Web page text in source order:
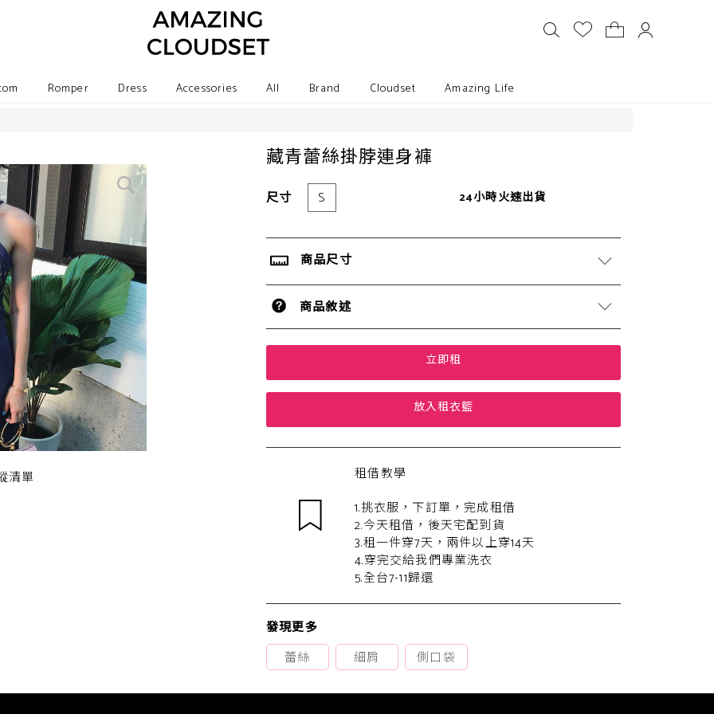
Romper Dress Accessories All Brand Cloudset Amazing Life
清單
藏青蕾絲掛脖連身褲
尺寸 S 24小時火速出貨
商品尺寸
商品敘述
立即租
放入租衣籃
租借教學
1.挑衣服，下訂單，完成租借
2.今天租借，後天宅配到貨
3.租一件穿7天，兩件以上穿14天
4.穿完交給我們專業洗衣
5.全台7-11歸還
發現更多
蕾絲
細肩 側口袋